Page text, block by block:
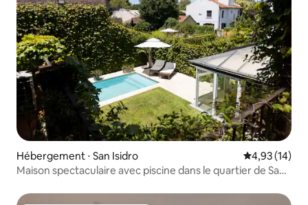
Hébergement ⋅ San Isidro Évaluation
4,93 (14)
Maison spectaculaire avec piscine dans le quartier de San